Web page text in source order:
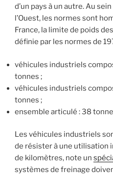
d’un pays à un autre. Au
l’Ouest, les normes sont
France, la limite de poids
définie par les normes de
véhicules industriels
tonnes ;
véhicules industriels
tonnes ;
ensemble articulé : 38
Les véhicules industriels
de résister à une utilisation
de kilomètres, note un
systèmes de freinage